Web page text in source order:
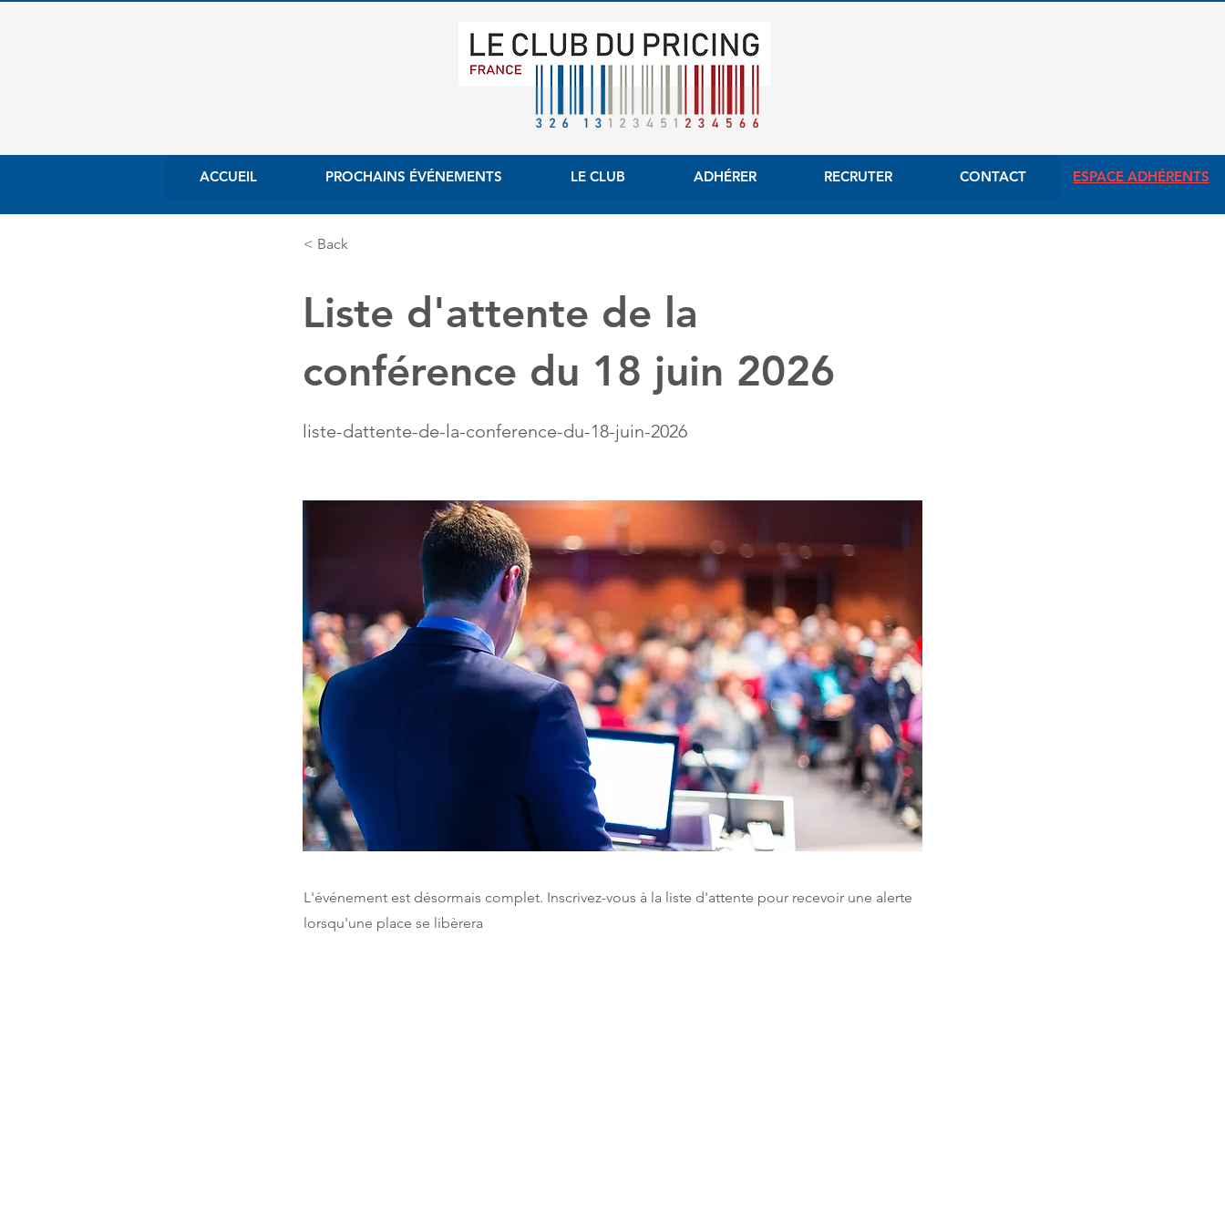
ACCUEIL PROCHAINS ÉVÉNEMENTS LE CLUB ADHÉRER RECRUTER CONTACT ESPACE ADHÉRENTS
< Back
Liste d'attente de la
conférence du 18 juin 2026
liste-dattente-de-la-conference-du-18-juin-2026
L'événement est désormais complet. Inscrivez-vous à la liste d'attente pour recevoir une alerte
lorsqu'une place se libèrera